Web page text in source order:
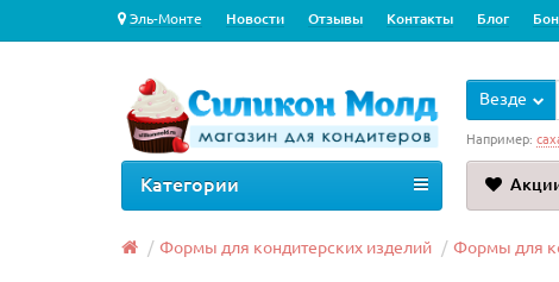
Эль-Монте Новости Отзывы Контакты Блог
Везде
Например:
Категории
Формы для кондитерских изделий Формы для